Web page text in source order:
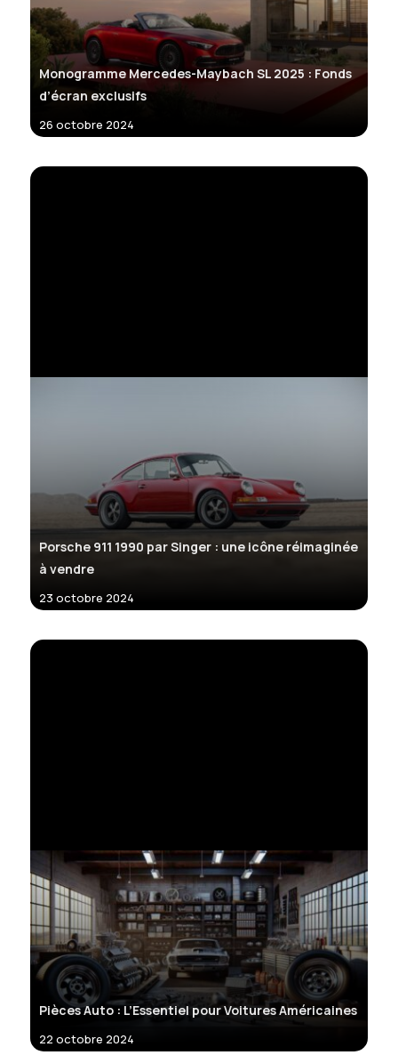
Monogramme Mercedes-Maybach SL 2025 : Fonds
d’écran exclusifs
26 octobre 2024
Porsche 911 1990 par Singer : une icône réimaginée
à vendre
23 octobre 2024
Pièces Auto : L’Essentiel pour Voitures Américaines
22 octobre 2024